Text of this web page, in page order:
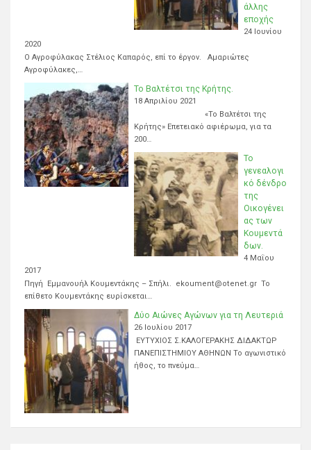
άλλης
εποχής
24 Ιουνίου
2020
Ο Αγροφύλακας Στέλιος Καπαρός, επί το έργον. Αμαριώτες
Αγροφύλακες,…
Το Βαλτέτσι της Κρήτης.
18 Απριλίου 2021
«Το Βαλτέτσι της
Κρήτης» Επετειακό αφιέρωμα, για τα
200…
Το
γενεαλογι
κό δένδρο
της
Οικογένει
ας των
Κουμεντά
δων.
4 Μαΐου
2017
Πηγή Εμμανουήλ Κουμεντάκης – Σπήλι. ekoument@otenet.gr Το
επίθετο Κουμεντάκης ευρίσκεται…
Δύο Αιώνες Αγώνων για τη Λευτεριά
26 Ιουλίου 2017
ΕΥΤΥΧΙΟΣ Σ.ΚΑΛΟΓΕΡΑΚΗΣ ΔΙΔΑΚΤΩΡ
ΠΑΝΕΠΙΣΤΗΜΙΟΥ ΑΘΗΝΩΝ Το αγωνιστικό
ήθος, το πνεύμα…